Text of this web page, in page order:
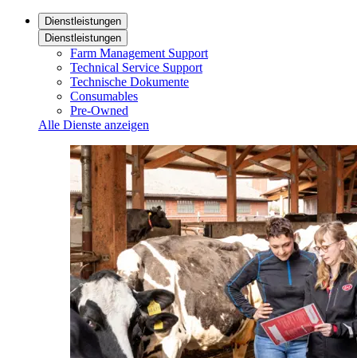
Dienstleistungen
Dienstleistungen
Farm Management Support
Technical Service Support
Technische Dokumente
Consumables
Pre-Owned
Alle Dienste anzeigen